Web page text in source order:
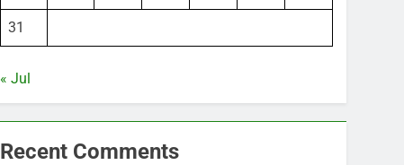
31
« Jul
Recent Comments